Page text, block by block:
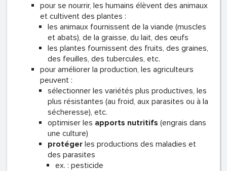
pour se nourrir, les humains élèvent des animaux
et cultivent des plantes :
les animaux fournissent de la viande (muscles
et abats), de la graisse, du lait, des œufs
les plantes fournissent des fruits, des graines,
des feuilles, des tubercules, etc.
pour améliorer la production, les agriculteurs
peuvent :
sélectionner les variétés plus productives, les
plus résistantes (au froid, aux parasites ou à la
sécheresse), etc.
optimiser les apports nutritifs (engrais dans
une culture)
protéger les productions des maladies et
des parasites
ex. : pesticide